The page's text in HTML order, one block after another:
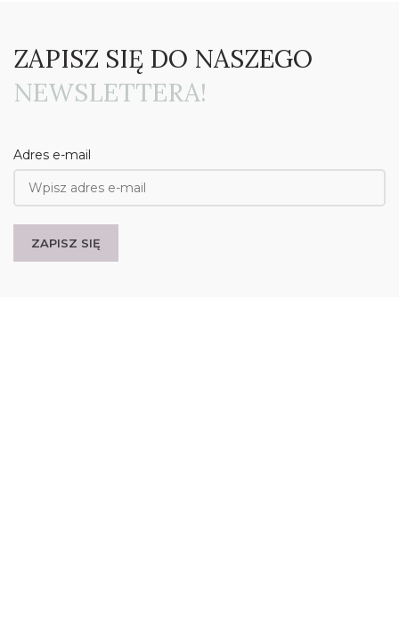
ZAPISZ SIĘ DO NASZEGO
NEWSLETTERA!
Adres e-mail